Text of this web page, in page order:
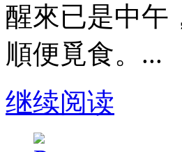
醒來已是中午
順便覓食。...
继续阅读